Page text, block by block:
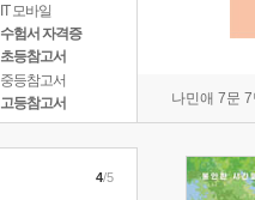
IT 모바일
수험서 자격증
초등참고서
중등참고서
고등참고서
나민애 7문
4/5